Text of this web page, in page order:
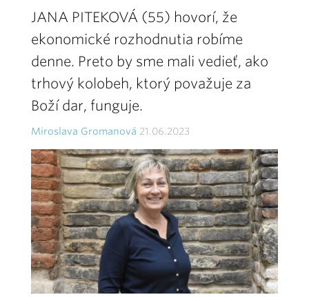
JANA PITEKOVÁ (55) hovorí, že
ekonomické rozhodnutia robíme
denne. Preto by sme mali vedieť, ako
trhový kolobeh, ktorý považuje za
Boží dar, funguje.
Miroslava Gromanová 21.06.2023